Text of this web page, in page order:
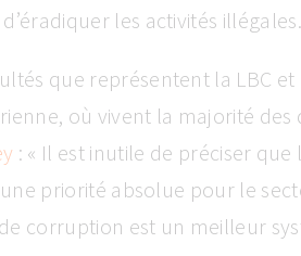
les activités illégales.
que représentent la LBC et
où vivent la majorité des
: « Il est inutile de préciser
priorité absolue pour le
corruption est un meilleur